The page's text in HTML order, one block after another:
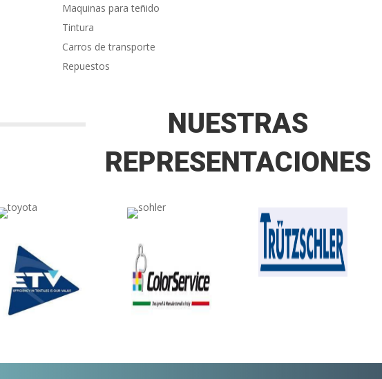
Maquinas para teñido
Tintura
Carros de transporte
Repuestos
NUESTRAS
REPRESENTACIONES